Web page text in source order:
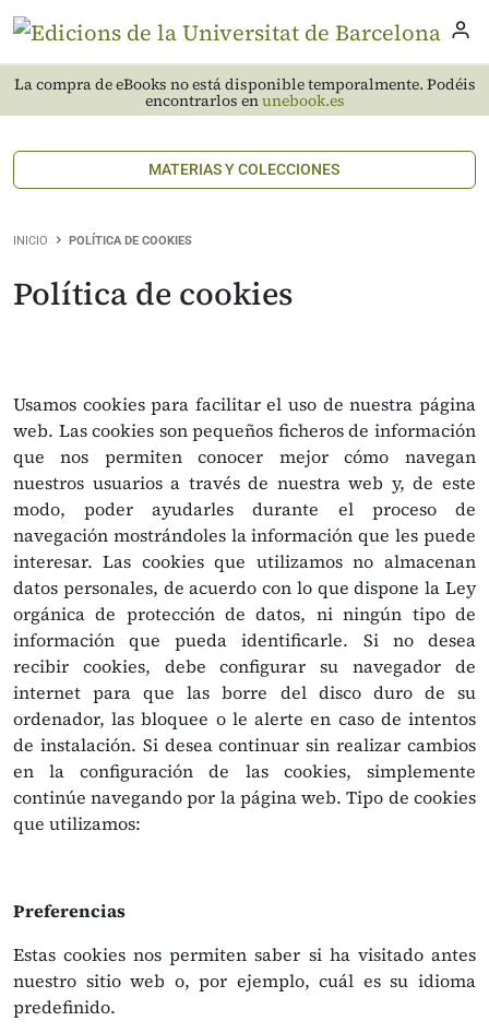
La compra de eBooks no está disponible temporalmente. Podéis
encontrarlos enunebook.es
MATERIAS Y COLECCIONES
INICIO POLÍTICA DE COOKIES
Política de cookies
Usamos cookies para facilitar el uso de nuestra página
web. Las cookies son pequeños ficheros de información
que nos permiten conocer mejor cómo navegan
nuestros usuarios a través de nuestra web y, de este
modo, poder ayudarles durante el proceso de
navegación mostrándoles la información que les puede
interesar. Las cookies que utilizamos no almacenan
datos personales, de acuerdo con lo que dispone la Ley
orgánica de protección de datos, ni ningún tipo de
información que pueda identificarle. Si no desea
recibir cookies, debe configurar su navegador de
internet para que las borre del disco duro de su
ordenador, las bloquee o le alerte en caso de intentos
de instalación. Si desea continuar sin realizar cambios
en la configuración de las cookies, simplemente
continúe navegando por la página web. Tipo de cookies
que utilizamos:
Preferencias
Estas cookies nos permiten saber si ha visitado antes
nuestro sitio web o, por ejemplo, cuál es su idioma
predefinido.